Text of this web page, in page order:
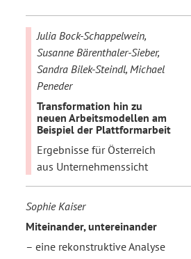
Julia Bock-Schappelwein,
Susanne Bärenthaler-Sieber,
Sandra Bilek-Steindl, Michael
Peneder
Transformation hin zu
neuen Arbeitsmodellen am
Beispiel der Plattformarbeit
Ergebnisse für Österreich
aus Unternehmenssicht
Sophie Kaiser
Miteinander, untereinander
– eine rekonstruktive Analyse